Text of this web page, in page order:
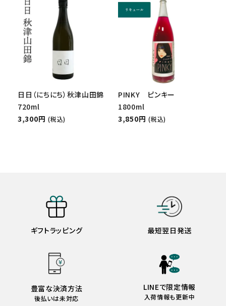
日日（にちにち）秋津山田錦
720ml
3,300円 (税込)
PINKY ピンキー
1800ml
3,850円 (税込)
ギフトラッピング 最短翌日発送
豊富な決済方法
後払いは未対応
LINEで限定情報
入荷情報も更新中